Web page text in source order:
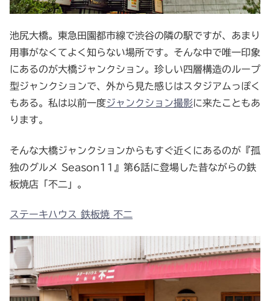
池尻大橋。東急田園都市線で渋谷の隣の駅ですが、あまり
用事がなくてよく知らない場所です。そんな中で唯一印象
にあるのが大橋ジャンクション。珍しい四層構造のループ
型ジャンクションで、外から見た感じはスタジアムっぽく
もある。私は以前一度ジャンクション撮影に来たこともあ
ります。
そんな大橋ジャンクションからもすぐ近くにあるのが『孤
独のグルメ Season11』第6話に登場した昔ながらの鉄
板焼店「不二」。
ステーキハウス 鉄板焼 不二